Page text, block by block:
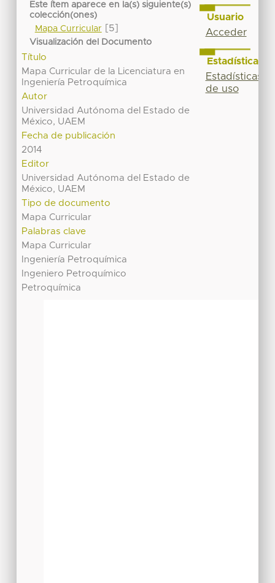
Este ítem aparece en la(s) siguiente(s)
colección(ones)
Mapa Curricular[5]
Visualización del Documento
Título
Mapa Curricular de la Licenciatura en
Ingeniería Petroquímica
Autor
Universidad Autónoma del Estado de
México, UAEM
Fecha de publicación
2014
Editor
Universidad Autónoma del Estado de
México, UAEM
Tipo de documento
Mapa Curricular
Palabras clave
Mapa Curricular
Ingeniería Petroquímica
Ingeniero Petroquímico
Petroquímica
Usuario
Acceder
Estadísticas
Estadísticas
de uso